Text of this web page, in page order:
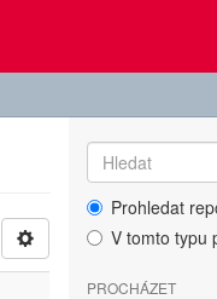
Prohledat
V tomto typu
PROCHÁZET